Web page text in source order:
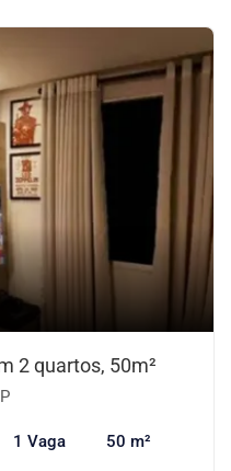
2 quartos, 50m²
1 Vaga 50 m²